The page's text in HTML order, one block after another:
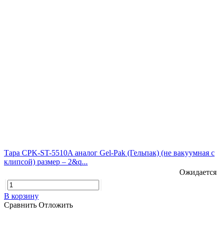
Тара CPK-ST-5510A аналог Gel-Pak (Гельпак) (не вакуумная с
клипсой) размер – 2&q...
Ожидается
В корзину
Сравнить Отложить